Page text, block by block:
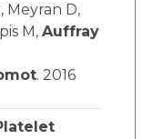
Meyran D,
M, Auffray
. 2016